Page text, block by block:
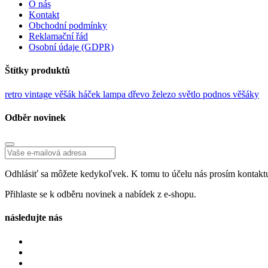
O nás
Kontakt
Obchodní podmínky
Reklamační řád
Osobní údaje (GDPR)
Štítky produktů
retro vintage věšák háček lampa dřevo železo světlo podnos věšáky
Odběr novinek
Odhlásiť sa môžete kedykoľvek. K tomu to účelu nás prosím
Přihlaste se k odběru novinek a nabídek z e-shopu.
následujte nás